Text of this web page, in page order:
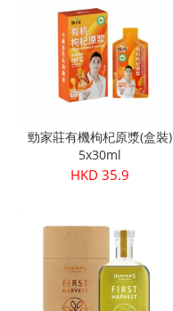
Organic
勁家莊有機枸杞原漿(盒裝)
5x30ml
HKD 35.9